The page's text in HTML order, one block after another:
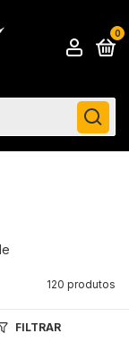
0
120 produtos
FILTRAR